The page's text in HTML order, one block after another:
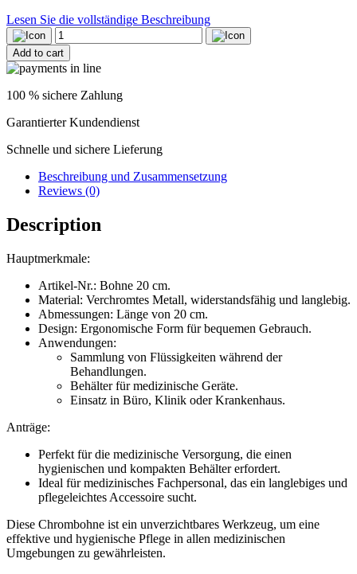
Lesen Sie die vollständige Beschreibung
Chrom
Einwegnierenschale
20cm
quantity
Add to cart
100 % sichere Zahlung
Garantierter Kundendienst
Schnelle und sichere Lieferung
Beschreibung und Zusammensetzung
Reviews (0)
Description
Hauptmerkmale:
Artikel-Nr.: Bohne 20 cm.
Material: Verchromtes Metall, widerstandsfähig und langlebig.
Abmessungen: Länge von 20 cm.
Design: Ergonomische Form für bequemen Gebrauch.
Anwendungen:
Sammlung von Flüssigkeiten während der
Behandlungen.
Behälter für medizinische Geräte.
Einsatz in Büro, Klinik oder Krankenhaus.
Anträge:
Perfekt für die medizinische Versorgung, die einen
hygienischen und kompakten Behälter erfordert.
Ideal für medizinisches Fachpersonal, das ein langlebiges und
pflegeleichtes Accessoire sucht.
Diese Chrombohne ist ein unverzichtbares Werkzeug, um eine
effektive und hygienische Pflege in allen medizinischen
Umgebungen zu gewährleisten.